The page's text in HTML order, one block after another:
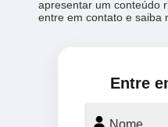
apresentar um conteúdo
entre em contato e saiba
Entre